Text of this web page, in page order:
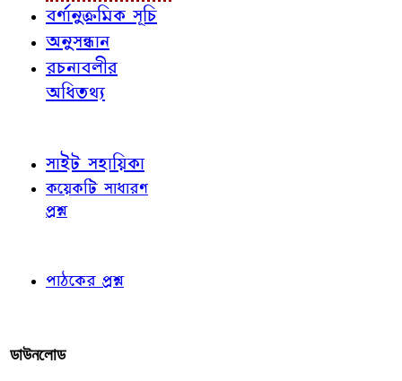
বর্ণানুক্রমিক সূচি
অনুসন্ধান
রচনাবলীর
অধিতথ্য
সাইট সহায়িকা
কয়েকটি সাধারণ
প্রশ্ন
পাঠকের প্রশ্ন
ডাউনলোড